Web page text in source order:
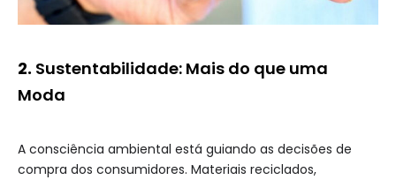
2. Sustentabilidade: Mais do que uma
Moda
A consciência ambiental está guiando as decisões de
compra dos consumidores. Materiais reciclados,